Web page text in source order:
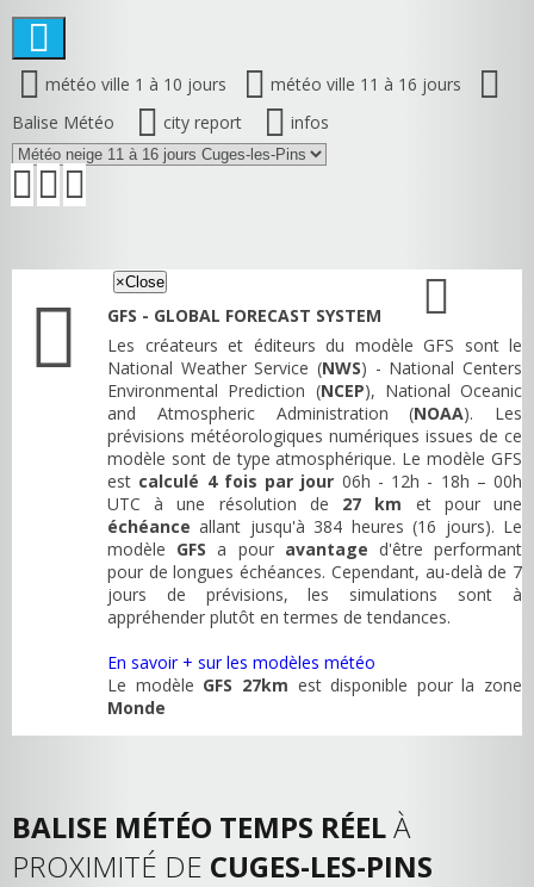
météo ville 1 à 10 jours
météo ville 11 à 16 jours
Balise Météo
city report infos
×Close
GFS - GLOBAL FORECAST SYSTEM
Les créateurs et éditeurs du modèle GFS sont le
National Weather Service (NWS) - National Centers
Environmental Prediction (NCEP), National Oceanic
and Atmospheric Administration (NOAA). Les
prévisions météorologiques numériques issues de ce
modèle sont de type atmosphérique. Le modèle GFS
est calculé 4 fois par jour 06h - 12h - 18h – 00h
UTC à une résolution de 27 km et pour une
échéance allant jusqu'à 384 heures (16 jours). Le
modèle GFS a pour avantage d'être performant
pour de longues échéances. Cependant, au-delà de 7
jours de prévisions, les simulations sont à
appréhender plutôt en termes de tendances.
En savoir + sur les modèles météo
Le modèle GFS 27km est disponible pour la zone
Monde
BALISE MÉTÉO TEMPS RÉELÀ
PROXIMITÉ DE CUGES-LES-PINS